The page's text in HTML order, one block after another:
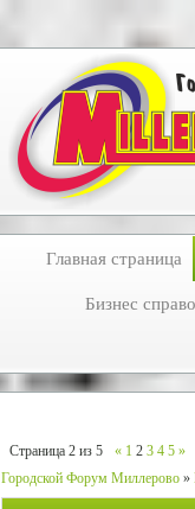
Главная страница
Бизнес
Страница 2 из 5 « 1 2 3 4 5 »
Городской Форум Миллерово »